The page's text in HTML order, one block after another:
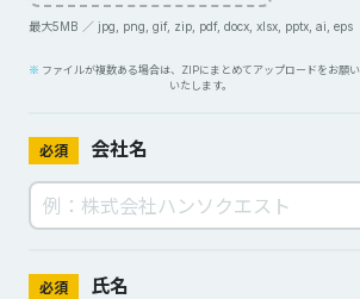
最大5MB ／ jpg, png, gif, zip, pdf, docx, xlsx, pptx, ai, eps
ファイルが複数ある場合は、ZIPにまとめてアップロードをお願い
いたします。
必須 会社名
必須 氏名